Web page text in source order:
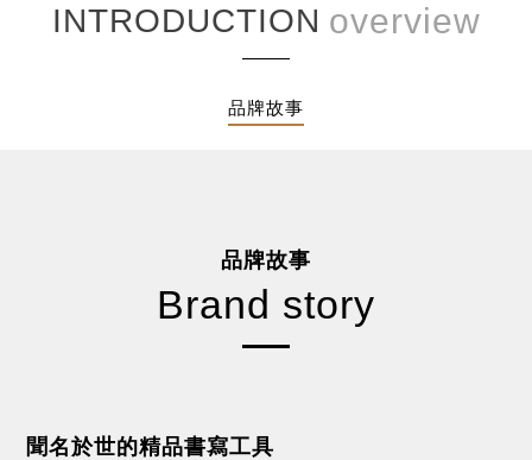
INTRODUCTION
品牌故事
品牌故事
Brand story
聞名於世的精品書寫工具